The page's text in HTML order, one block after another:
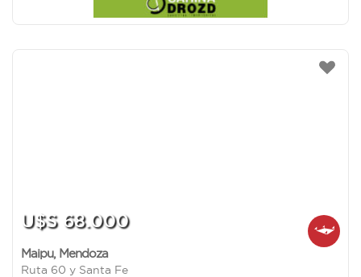
U$S 68.000
Maipu, Mendoza
Ruta 60 y Santa Fe